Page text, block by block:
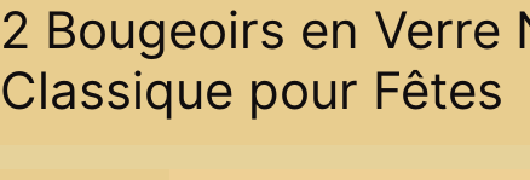
2 Bougeoirs en Verre
Classique pour Fêtes